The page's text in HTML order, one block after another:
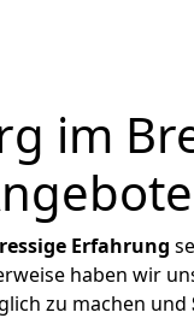
im
Erfahrung
haben wir
zu machen und